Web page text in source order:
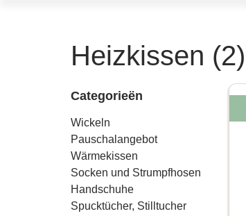
Heizkissen (2)
Categorieën
Wickeln
Pauschalangebot
Wärmekissen
Socken und Strumpfhosen
Handschuhe
Spucktücher, Stilltucher